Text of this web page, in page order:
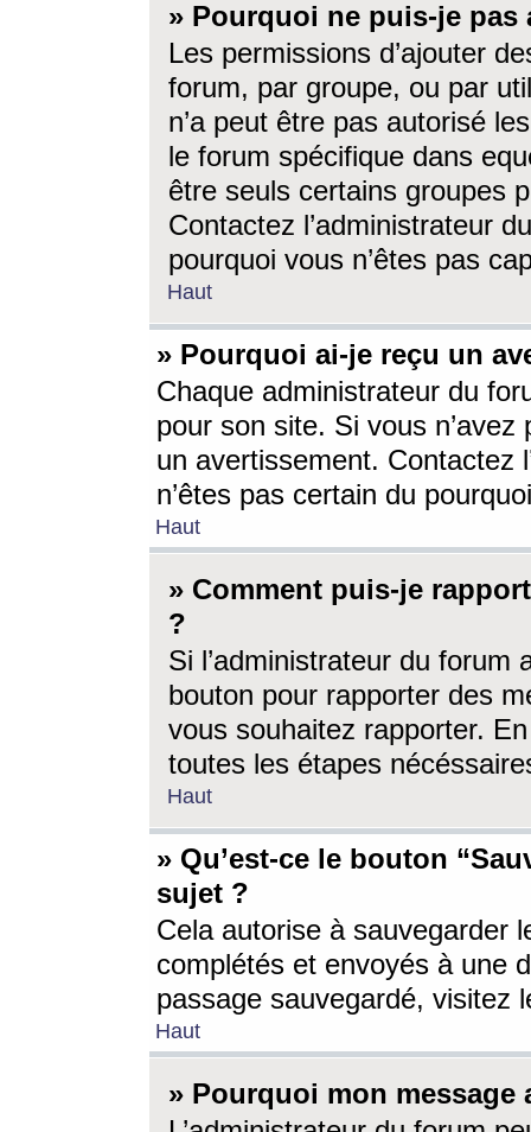
» Pourquoi ne puis-je
Les permissions d’ajouter
forum, par groupe, ou par
n’a peut être pas autorisé
le forum spécifique dans
être seuls certains groupes
Contactez l’administrateur
pourquoi vous n’êtes pas
Haut
» Pourquoi ai-je reçu un
Chaque administrateur du
pour son site. Si vous
un avertissement. Contactez
n’êtes pas certain du
Haut
» Comment puis-je
?
Si l’administrateur du forum
bouton pour rapporter des
vous souhaitez rapporter.
toutes les étapes
Haut
» Qu’est-ce le bouton
sujet ?
Cela autorise à sauvegarder
complétés et envoyés à une
passage sauvegardé, visitez
Haut
» Pourquoi mon message